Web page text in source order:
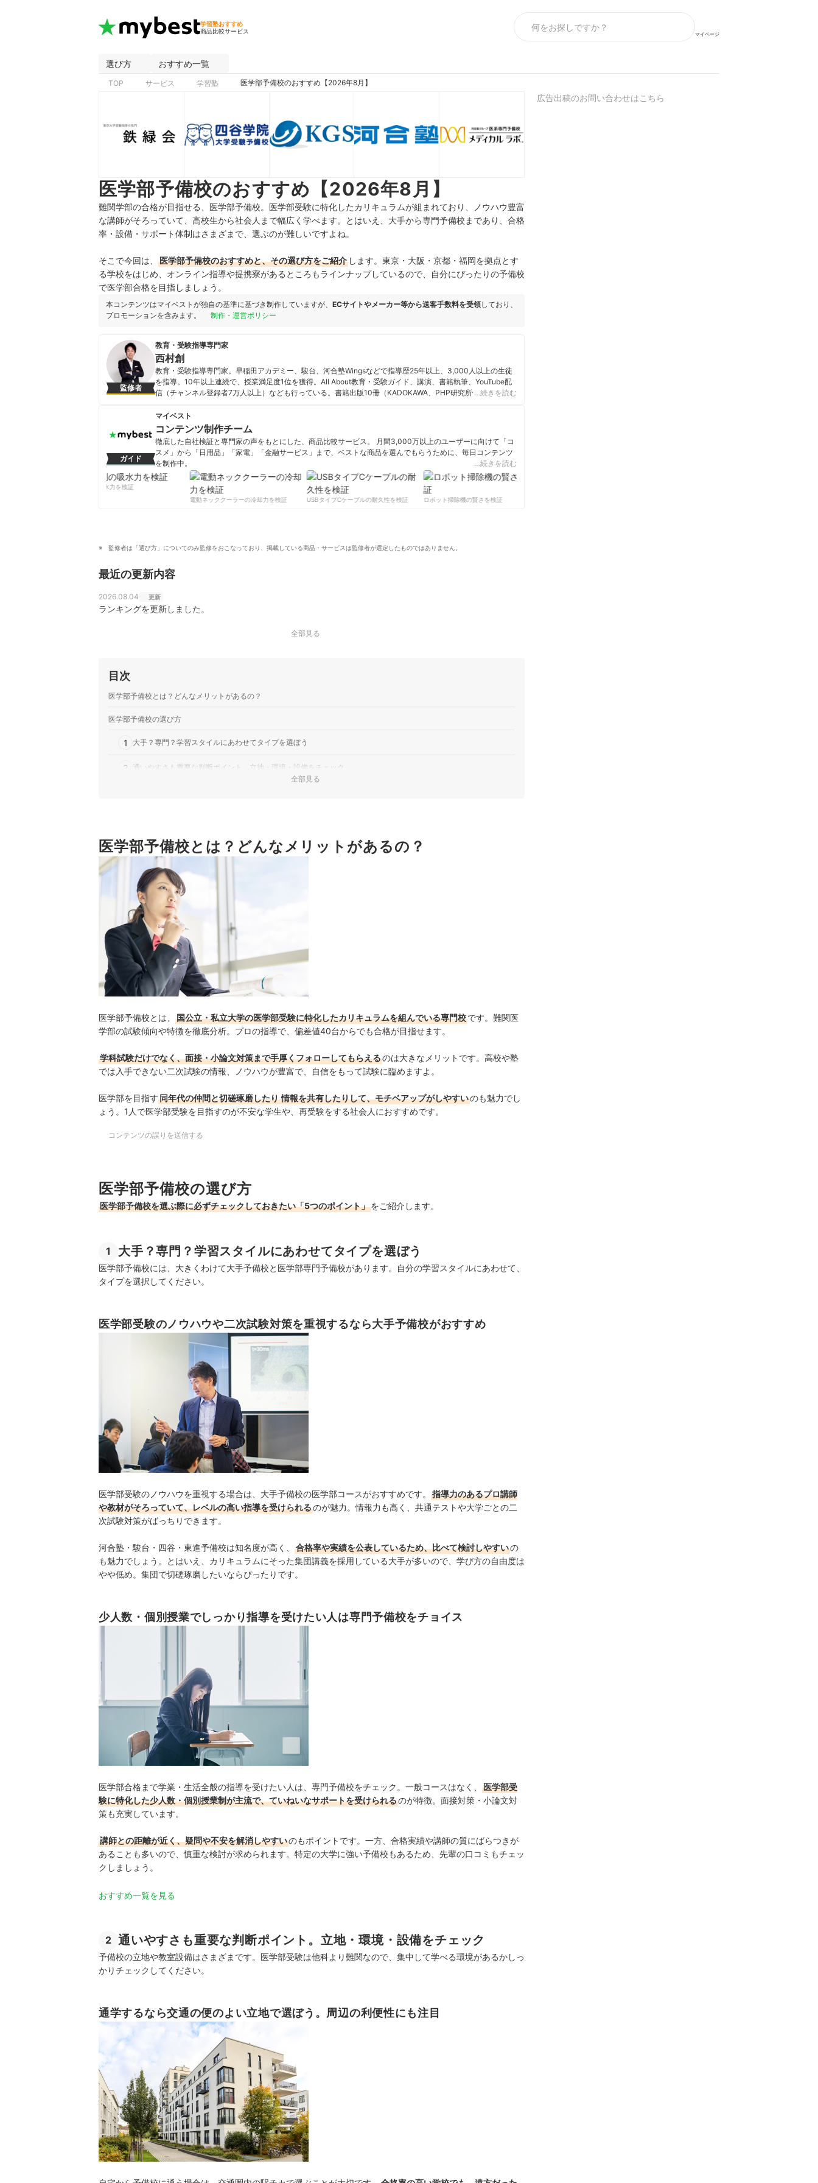
学習塾おすすめ
商品比較サービス
マイページ
選び方 おすすめ一覧
TOP サービス 学習塾 医学部予備校のおすすめ【2026年8月】
医学部予備校のおすすめ【2026年8月】
難関学部の合格が目指せる、医学部予備校。医学部受験に特化したカリキュラムが組まれており、ノウハウ豊富
な講師がそろっていて、高校生から社会人まで幅広く学べます。とはいえ、大手から専門予備校まであり、合格
率・設備・サポート体制はさまざまで、選ぶのが難しいですよね。
そこで今回は、 医学部予備校のおすすめと、その選び方をご紹介 します。東京・大阪・京都・福岡を拠点とす
る学校をはじめ、オンライン指導や提携寮があるところもラインナップしているので、自分にぴったりの予備校
で医学部合格を目指しましょう。
本コンテンツはマイベストが独自の基準に基づき制作していますが、 ECサイトやメーカー等から送客手数料を受領しており、
プロモーションを含みます。
制作・運営ポリシー
監修者
教育・受験指導専門家
西村創
教育・受験指導専門家。早稲田アカデミー、駿台、河合塾Wingsなどで指導歴25年以上、3,000人以上の生徒
を指導。10年以上連続で、授業満足度1位を獲得。All About教育・受験ガイド、講演、書籍執筆、YouTube配
信（チャンネル登録者7万人以上）なども行っている。書籍出版10冊（KADOKAWA、PHP研究所他）はすべて
西村創のプロフィール
…続きを読む
ガイド
マイベスト
コンテンツ制作チーム
徹底した自社検証と専門家の声をもとにした、商品比較サービス。 月間3,000万以上のユーザーに向けて「コ
スメ」から「日用品」「家電」「金融サービス」まで、ベストな商品を選んでもらうために、毎日コンテンツ
を制作中。
コンテンツ制作チームのプロフィール
…続きを読む
柔軟剤の吸水力を検証
電動ネッククーラーの冷却力を検証
USBタイプCケーブルの耐久性を検証 ロボット掃除機の賢さを検証
監修者は「選び方」についてのみ監修をおこなっており、掲載している商品・サービスは監修者が選定したものではありません。
最近の更新内容
2026.08.04 更新
ランキングを更新しました。
全部見る
目次
医学部予備校とは？どんなメリットがあるの？
医学部予備校の選び方
1 大手？専門？学習スタイルにあわせてタイプを選ぼう
2 通いやすさも重要な判断ポイント。立地・環境・設備をチェック
5 予備校選びは体験授業からはじめよう
おすすめの医学部予備校20選
医学部予備校にかかる費用や学費を抑えるコツは？
医学部受験用の参考書も要チェック！
全部見る
医学部予備校とは？どんなメリットがあるの？
医学部予備校とは、 国公立・私立大学の医学部受験に特化したカリキュラムを組んでいる専門校です。難関医
学部の試験傾向や特徴を徹底分析。プロの指導で、 偏差値40台からでも合格が目指せます。
学科試験だけでなく、面接・小論文対策まで手厚くフォローしてもらえるのは大きなメリットです。高校や塾
では入手できない二次試験の情報、ノウハウが豊富で、自信をもって試験に臨めますよ。
医学部を目指す同年代の仲間と切磋琢磨したり 情報を共有したりして、モチベアップがしやすいのも魅力でし
ょう。1人で医学部受験を目指すのが不安な学生や、再受験をする社会人におすすめです。
コンテンツの誤りを送信する
医学部予備校の選び方
医学部予備校を選ぶ際に必ずチェックしておきたい「5つのポイント」をご紹介します。
1 大手？専門？学習スタイルにあわせてタイプを選ぼう
医学部予備校には、大きくわけて大手予備校と医学部専門予備校があります。自分の学習スタイルにあわせて、
タイプを選択してください。
医学部受験のノウハウや二次試験対策を重視するなら大手予備校がおすすめ
医学部受験のノウハウを重視する場合は、大手予備校の医学部コースがおすすめです。
指導力のあるプロ講師
や教材がそろっていて、レベルの高い指導を受けられるのが魅力。情報力も高く、共通テストや大学ごとの二
次試験対策がばっちりできます。
河合塾・駿台・四谷・東進予備校は知名度が高く、 合格率や実績を公表しているため、比べて検討しやすいの
も魅力でしょう。
とはいえ、カリキュラムにそった集団講義を採用している大手が多いので、学び方の自由度は
やや低め。集団で切磋琢磨したいならぴったりです。
少人数・個別授業でしっかり指導を受けたい人は専門予備校をチョイス
医学部合格まで学業・生活全般の指導を受けたい人は、専門予備校をチェック。一般コースはなく、
医学部受
験に特化した少人数・個別授業制が主流で、ていねいなサポートを受けられるのが特徴。面接対策・小論文対
策も充実しています。
講師との距離が近く、疑問や不安を解消しやすいのもポイントです。一方、合格実績や講師の質にばらつきが
あることも多いので、慎重な検討が求められます。特定の大学に強い予備校もあるため、先輩の口コミもチェッ
クしましょう。
おすすめ一覧を見る
2 通いやすさも重要な判断ポイント。立地・環境・設備をチェック
予備校の立地や教室設備はさまざまです。医学部受験は他科より難関なので、集中して学べる環境があるかしっ
かりチェックしてください。
通学するなら交通の便のよい立地で選ぼう。周辺の利便性にも注目
広告出稿のお問い合わせはこちら